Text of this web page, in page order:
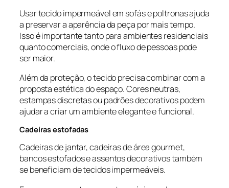
Usar tecido impermeável em sofás e poltronas ajuda
a preservar a aparência da peça por mais tempo.
Isso é importante tanto para ambientes residenciais
quanto comerciais, onde o fluxo de pessoas pode
ser maior.
Além da proteção, o tecido precisa combinar com a
proposta estética do espaço. Cores neutras,
estampas discretas ou padrões decorativos podem
ajudar a criar um ambiente elegante e funcional.
Cadeiras estofadas
Cadeiras de jantar, cadeiras de área gourmet,
bancos estofados e assentos decorativos também
se beneficiam de tecidos impermeáveis.